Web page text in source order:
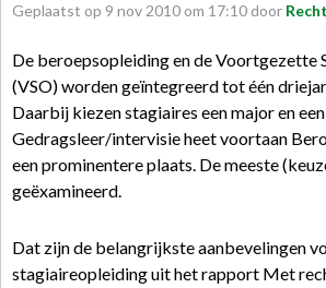
Geplaatst op 9 nov 2010 om 17:10 door
De beroepsopleiding en de Voortgezette
(VSO) worden geïntegreerd tot één
Daarbij kiezen stagiaires een major en
Gedragsleer/intervisie heet voortaan
een prominentere plaats. De meeste
geëxamineerd.
Dat zijn de belangrijkste aanbevelingen
stagiaireopleiding uit het rapport Met